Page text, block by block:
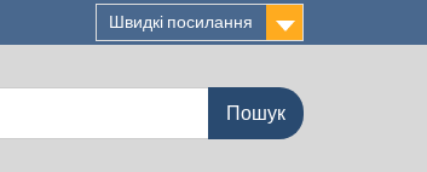
Швидкі посилання